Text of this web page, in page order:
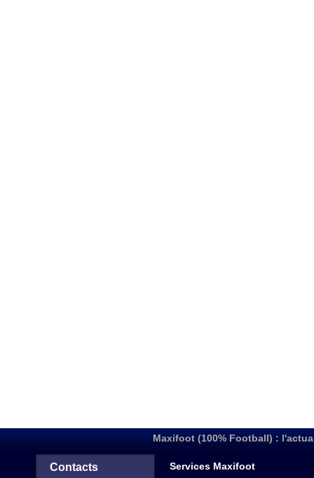
Maxifoot (100% Football) :
Contacts Services Maxifoot